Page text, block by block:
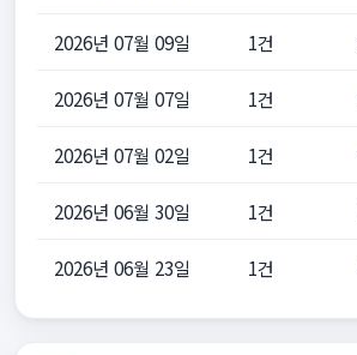
2026년 07월 09일 1건
2026년 07월 07일 1건
2026년 07월 02일 1건
2026년 06월 30일 1건
2026년 06월 23일 1건